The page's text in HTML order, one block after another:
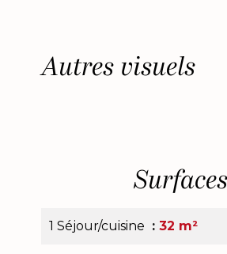
Autres visuels
Surfaces
1 Séjour/cuisine 32 m²